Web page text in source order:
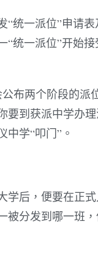
“统一派位”申请
“统一派位”开始
布两个阶段的
要到获派中学办
中学“叩门”。
学后，便要在正
被分发到哪一班